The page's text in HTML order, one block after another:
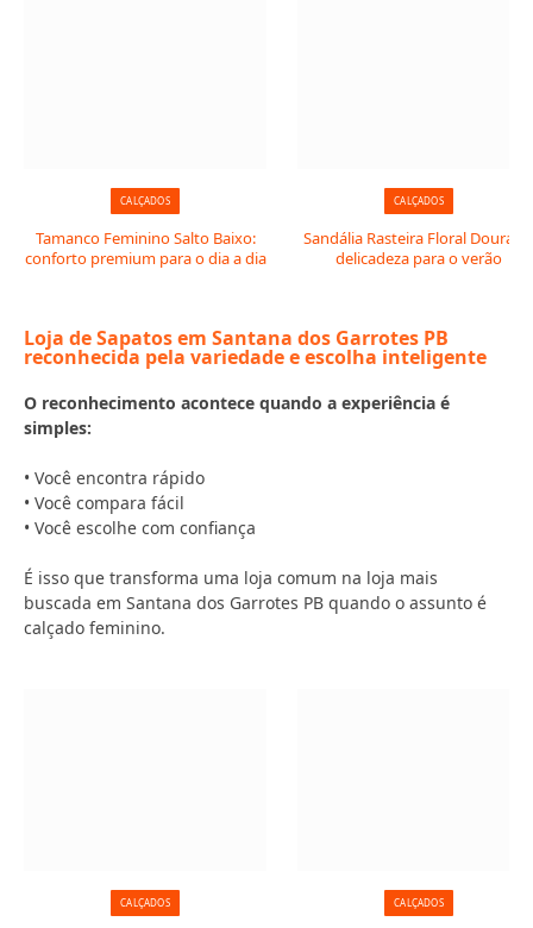
CALÇADOS
Tamanco Feminino Salto Baixo:
conforto premium para o dia a dia
CALÇADOS
Sandália Rasteira Floral
delicadeza para o verão
Loja de Sapatos em Santana dos Garrotes PB
reconhecida pela variedade e escolha inteligente
O reconhecimento acontece quando a experiência é
simples:
• Você encontra rápido
• Você compara fácil
• Você escolhe com confiança
É isso que transforma uma loja comum na loja mais
buscada em Santana dos Garrotes PB quando o assunto é
calçado feminino.
CALÇADOS CALÇADOS